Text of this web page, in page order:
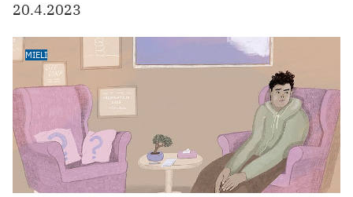
20.4.2023
MIELI